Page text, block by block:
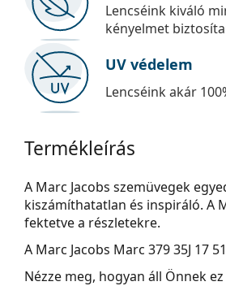
Lencséink kiváló
kényelmet
UV védelem
Lencséink akár
Termékleírás
A Marc Jacobs szemüvegek
kiszámíthatatlan és inspiráló. A
fektetve a részletekre.
A Marc Jacobs Marc 379 35J 17 51
Nézze meg, hogyan áll Önnek